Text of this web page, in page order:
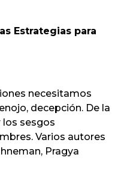
Estrategias para
necesitamos
decepción. De la
los sesgos
Varios autores
Pragya